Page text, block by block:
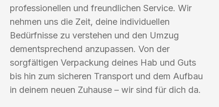
professionellen und freundlichen Service. Wir
nehmen uns die Zeit, deine individuellen
Bedürfnisse zu verstehen und den Umzug
dementsprechend anzupassen. Von der
sorgfältigen Verpackung deines Hab und Guts
bis hin zum sicheren Transport und dem Aufbau
in deinem neuen Zuhause – wir sind für dich da.